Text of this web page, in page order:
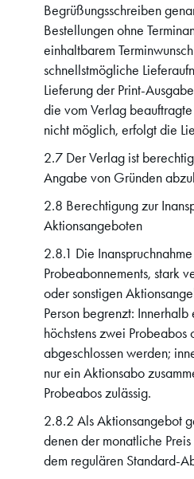
Begrüßungsschreiben
Bestellungen ohne
einhaltbarem
schnellstmögliche
Lieferung der Print-
die vom Verlag
nicht möglich, erfolgt die
2.7 Der Verlag ist
Angabe von Gründen
2.8 Berechtigung zur
Aktionsangeboten
2.8.1 Die
Probeabonnements, stark
oder sonstigen
Person begrenzt: Innerhalb
höchstens zwei
abgeschlossen werden;
nur ein Aktionsabo
Probeabos zulässig.
2.8.2 Als Aktionsangebot
denen der monatliche
dem regulären Standard-